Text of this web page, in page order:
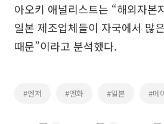
아오키 애널리스트는 “해외자본
일본 제조업체들이 자국에서 많
때문”이라고 분석했다.
#엔저 #엔화 #일본 #메